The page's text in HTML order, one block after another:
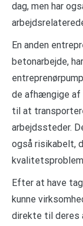
dag, men har
En anden
betonarbejde,
de afhængige af
til at
arbejdssteder.
også risikabelt,
Efter at have
kunne
direkte til deres